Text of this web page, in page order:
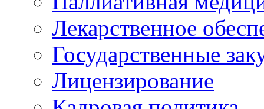
Лекарственное
Государственные
Лицензирование